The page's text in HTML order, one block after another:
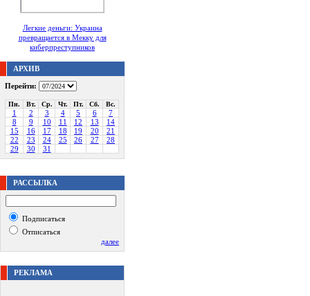
Легкие деньги: Украина
превращается в Мекку для
киберпреступников
АРХИВ
Перейти:
Пн. Вт. Ср. Чт. Пт. Сб. Вс.
1 2 3 4 5 6
7
8
9 10 11 12 13
14
15
16 17 18 19 20
21
22
23 24 25 26 27
28
29
30 31
РАССЫЛКА
Подписаться
Отписаться
далее
РЕКЛАМА